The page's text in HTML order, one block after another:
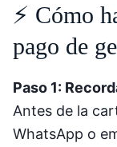
⚡ Cómo
pago de
Paso 1:
Antes de la
WhatsApp o